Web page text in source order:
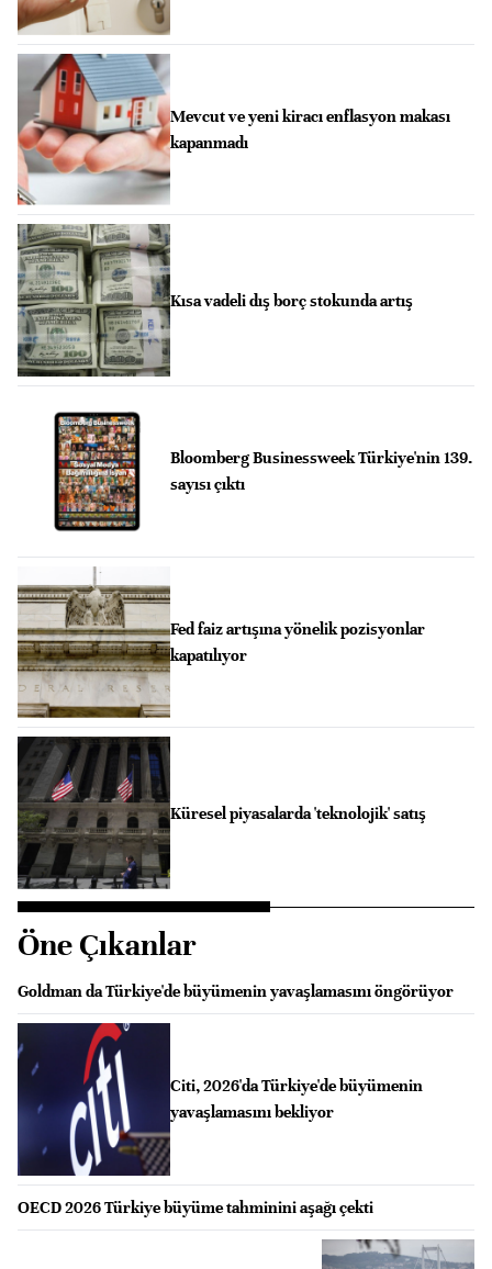
Mevcut ve yeni kiracı enflasyon makası
kapanmadı
Kısa vadeli dış borç stokunda artış
Bloomberg Businessweek Türkiye'nin 139.
sayısı çıktı
Fed faiz artışına yönelik pozisyonlar
kapatılıyor
Küresel piyasalarda 'teknolojik' satış
Öne Çıkanlar
Goldman da Türkiye'de büyümenin yavaşlamasını öngörüyor
Citi, 2026'da Türkiye'de büyümenin
yavaşlamasını bekliyor
OECD 2026 Türkiye büyüme tahminini aşağı çekti